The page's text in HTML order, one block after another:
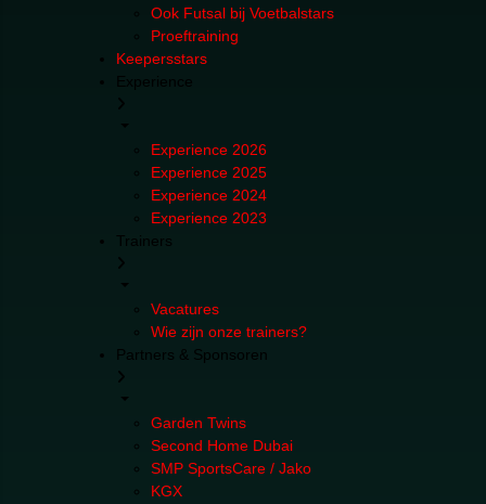
Ook Futsal bij Voetbalstars
Proeftraining
Keepersstars
Experience 2026
Experience 2025
Experience 2024
Experience 2023
Trainers
Vacatures
Wie zijn onze trainers?
Partners & Sponsoren
Garden Twins
Second Home Dubai
SMP SportsCare / Jako
KGX